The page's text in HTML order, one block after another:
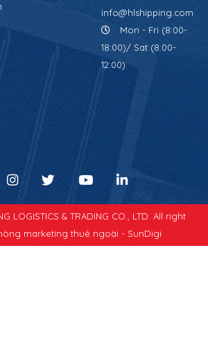
info@hlshipping.com
Mon - Fri (8:00-
18:00)/ Sat (8:00-
12:00)
LOGISTICS & TRADING CO., LTD. All right
marketing thuê ngoài - SunDigi